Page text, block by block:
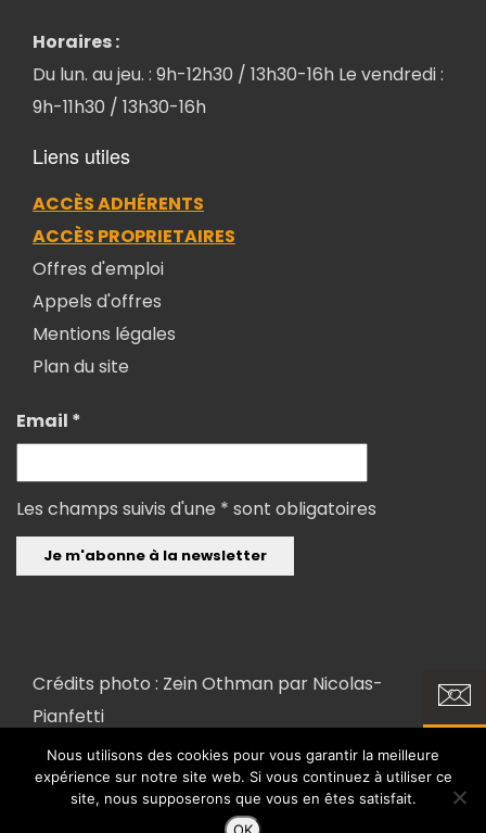
Horaires :
Du lun. au jeu. : 9h-12h30 / 13h30-16h Le vendredi :
9h-11h30 / 13h30-16h
Liens utiles
ACCÈS ADHÉRENTS
ACCÈS PROPRIETAIRES
Offres d'emploi
Appels d'offres
Mentions légales
Plan du site
Email *
Les champs suivis d'une * sont obligatoires
Crédits photo : Zein Othman par Nicolas-
Pianfetti
Copyright 2018 © Conception et réalisation : FX COM'UNIK et LK
Nous utilisons des cookies pour vous garantir la meilleure
expérience sur notre site web. Si vous continuez à utiliser ce
site, nous supposerons que vous en êtes satisfait.